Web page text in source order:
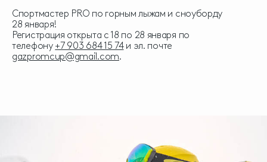
Спортмастер PRO по горным лыжам и сноуборду
28 января!
Регистрация открыта с 18 по 28 января по
телефону +7 903 684 15 74и эл. почте
gazpromcup@gmail.com.